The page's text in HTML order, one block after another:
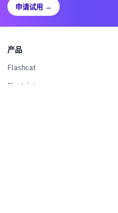
申请试用 →
产品
Flashcat
Flashduty